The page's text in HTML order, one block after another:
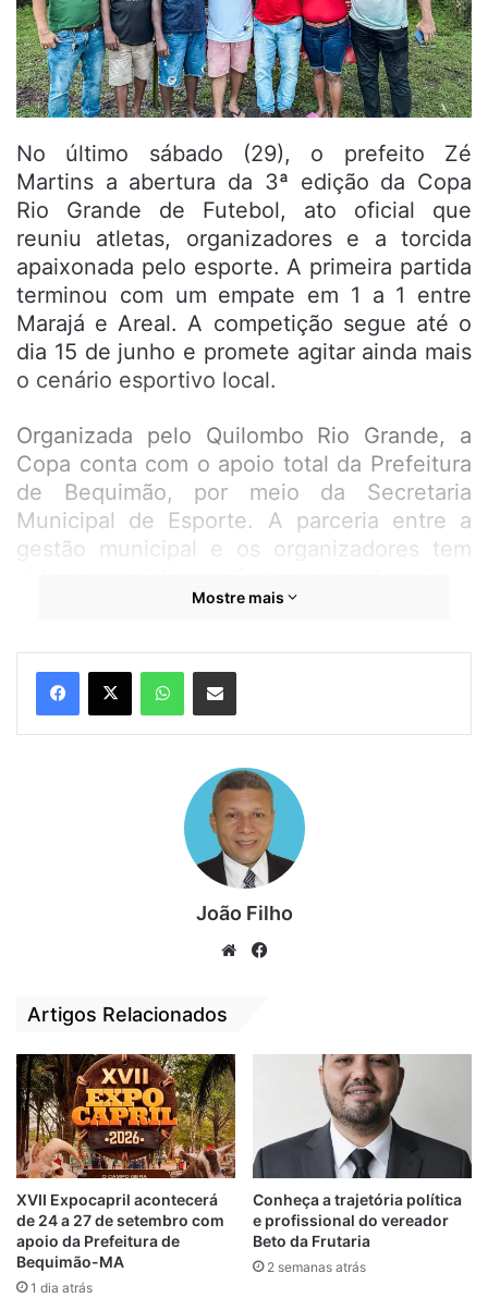
No último sábado (29), o prefeito Zé
Martins a abertura da 3ª edição da Copa
Rio Grande de Futebol, ato oficial que
reuniu atletas, organizadores e a torcida
apaixonada pelo esporte. A primeira partida
terminou com um empate em 1 a 1 entre
Marajá e Areal. A competição segue até o
dia 15 de junho e promete agitar ainda mais
o cenário esportivo local.
Organizada pelo Quilombo Rio Grande, a
Copa conta com o apoio total da Prefeitura
de Bequimão, por meio da Secretaria
Municipal de Esporte. A parceria entre a
gestão municipal e os organizadores tem
consolidá-lo como um dos mais importantes
incentiva a prática esportiva e ainda é vista
por muitos como uma oportunidade para
jovens talentos.
A organização do evento destaca que o
apoio da Prefeitura tem sido fundamental
para a evolução do campeonato. Além da
infraestrutura, a gestão municipal tem
garantido suporte logístico e incentivo para
os times participantes. Fábio Silva, um dos
Mostre mais
João Filho
We
Artigos Relacionados
XVII Expocapril acontecerá
de 24 a 27 de setembro com
apoio da Prefeitura de
Bequimão-MA
1 dia atrás
Conheça a trajetória política
e profissional do vereador
Beto da Frutaria
2 semanas atrás